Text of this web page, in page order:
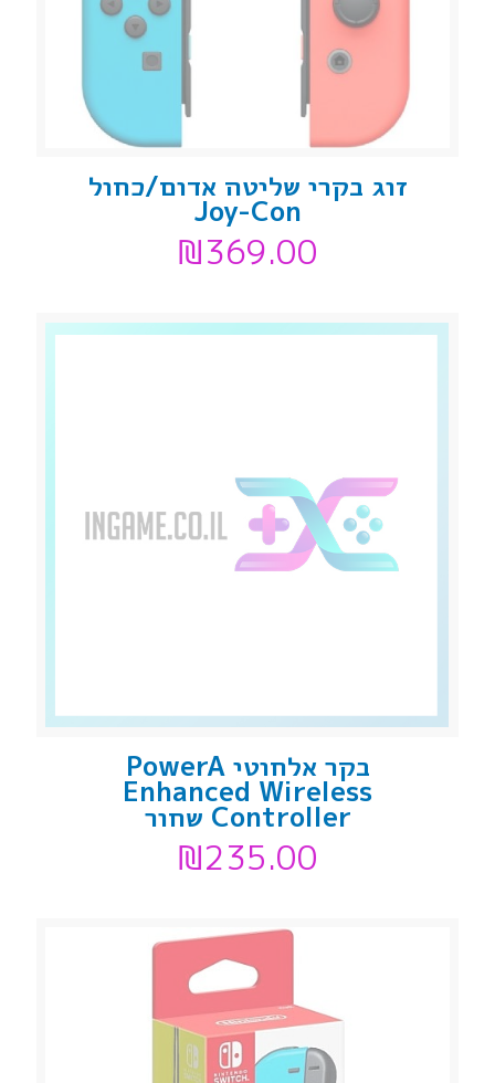
זוג בקרי שליטה אדום/כחול
Joy-Con
₪369.00
בקר אלחוטי PowerA
Enhanced Wireless
Controller שחור
₪235.00